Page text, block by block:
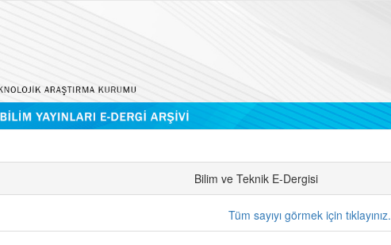
Bilim ve Teknik E-Dergisi
Tüm sayıyı görmek için tıklayınız.